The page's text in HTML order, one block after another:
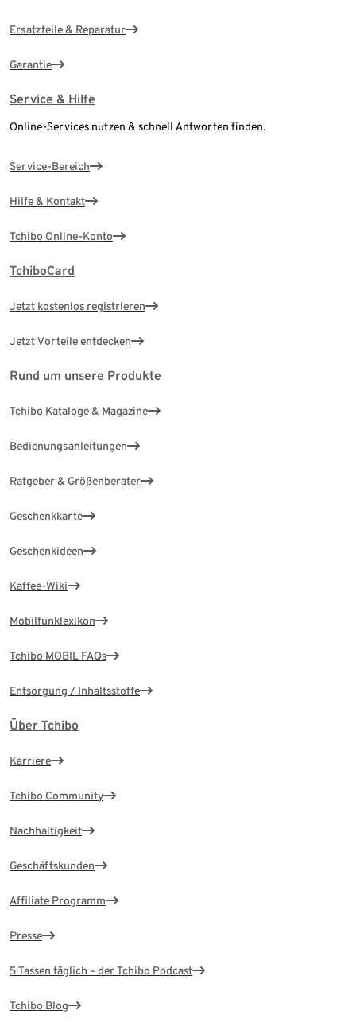
Ersatzteile & Reparatur
Garantie
Service & Hilfe
Online-Services nutzen & schnell Antworten finden.
Service-Bereich
Hilfe & Kontakt
Tchibo Online-Konto
TchiboCard
Jetzt kostenlos registrieren
Jetzt Vorteile entdecken
Rund um unsere Produkte
Tchibo Kataloge & Magazine
Bedienungsanleitungen
Ratgeber & Größenberater
Geschenkkarte
Geschenkideen
Kaffee-Wiki
Mobilfunklexikon
Tchibo MOBIL FAQs
Entsorgung / Inhaltsstoffe
Über Tchibo
Karriere
Tchibo Community
Nachhaltigkeit
Geschäftskunden
Affiliate Programm
Presse
5 Tassen täglich – der Tchibo Podcast
Tchibo Blog